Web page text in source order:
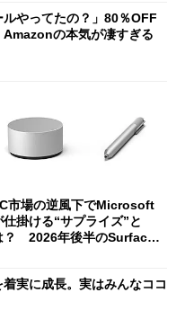
ルやってたの？」80％OFF
Amazonの本気が凄すぎる
市場の逆風下でMicrosoft
仕掛ける“サプライズ”と
？ 2026年後半のSurface
実に成長。実はみんなココ